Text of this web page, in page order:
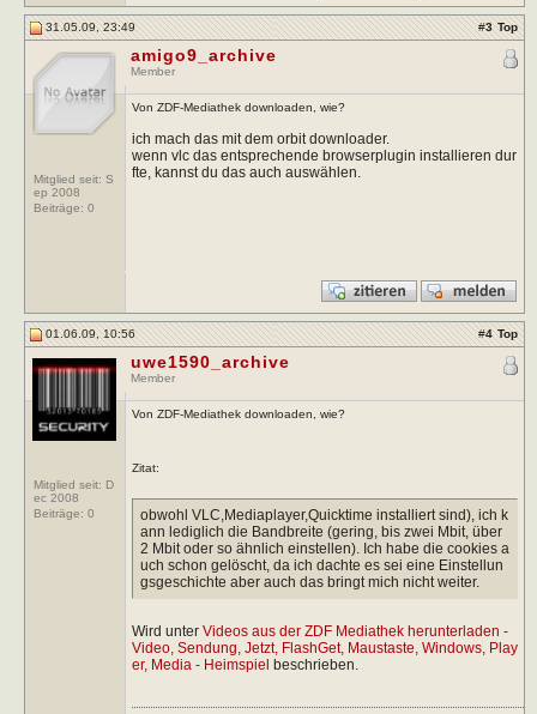
31.05.09, 23:49 #3 Top
Mitglied seit: S
ep 2008
Beiträge: 0
amigo9_archive
Member
Von ZDF-Mediathek downloaden, wie?
ich mach das mit dem orbit downloader.
wenn vlc das entsprechende browserplugin installieren dur
fte, kannst du das auch auswählen.
01.06.09, 10:56 #4 Top
Mitglied seit: D
ec 2008
Beiträge: 0
uwe1590_archive
Member
Von ZDF-Mediathek downloaden, wie?
Zitat:
obwohl VLC,Mediaplayer,Quicktime installiert sind), ich k
ann lediglich die Bandbreite (gering, bis zwei Mbit, über
2 Mbit oder so ähnlich einstellen). Ich habe die cookies a
uch schon gelöscht, da ich dachte es sei eine Einstellun
gsgeschichte aber auch das bringt mich nicht weiter.
Wird unter Videos aus der ZDF Mediathek herunterladen -
Video, Sendung, Jetzt, FlashGet, Maustaste, Windows, Play
er, Media - Heimspiel beschrieben.